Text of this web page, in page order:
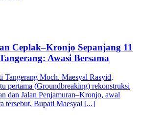
Ceplak–Kronjo Sepanjang 11
Awasi Bersama
Tangerang Moch. Maesyal Rasyid,
pertama (Groundbreaking) rekonstruksi
dan Jalan Penjamuran–Kronjo, awal
tersebut, Bupati Maesyal [...]